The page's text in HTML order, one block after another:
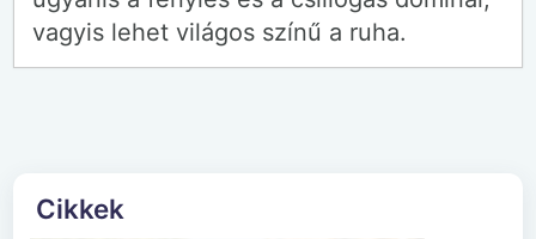
vagyis lehet világos színű a ruha.
Cikkek